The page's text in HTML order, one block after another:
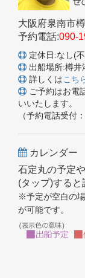
大阪府泉南市
予約電話:090-
定休日:なし(
出船場所:樽井
詳しくはこち
ご予約はお電
いいたします。
（予約電話受付
カレンダー
石定丸の予定
(タップ)すると
※予定が空白の
が可能です。